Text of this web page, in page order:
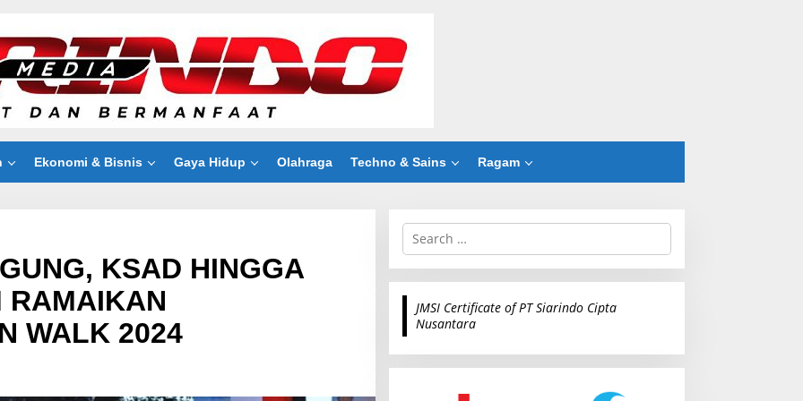
Ekonomi & Bisnis Gaya Hidup Olahraga Techno & Sains Ragam
KSAD HINGGA
RAMAIKAN
WALK 2024
S
r
c
r
JMSI Certificate of PT Siarindo Cipta
Nusantara